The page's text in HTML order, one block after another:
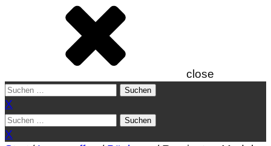
close
Suchen
nach:
X
Suchen
nach:
X